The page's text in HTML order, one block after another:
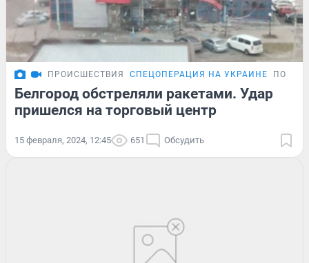
ПРОИСШЕСТВИЯ СПЕЦОПЕРАЦИЯ НА УКРАИНЕ
Белгород обстреляли ракетами. Удар
пришелся на торговый центр
15 февраля, 2024, 12:45 651 Обсудить